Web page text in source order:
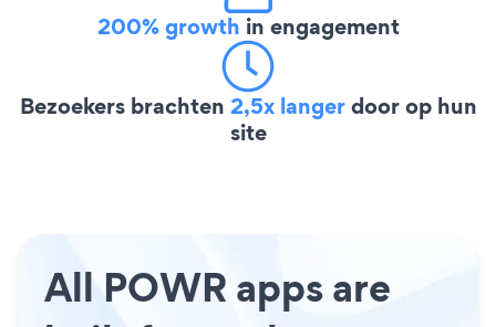
200% growth in engagement
Bezoekers brachten 2,5x langerdoor op hun
site
All POWR apps are